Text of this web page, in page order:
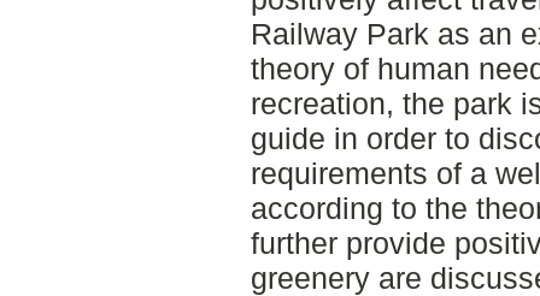
Railway Park as an
theory of human
recreation, the park
guide in order to
requirements of a
according to the
further provide
greenery are